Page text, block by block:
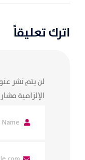
اترك تعليقاً
لن يتم نشر
الإلزامية